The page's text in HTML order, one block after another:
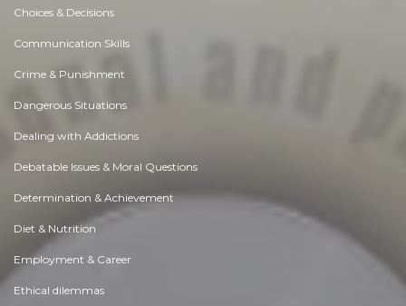
Choices & Decisions
Communication Skills
Crime & Punishment
Dangerous Situations
Dealing with Addictions
Debatable Issues & Moral Questions
Determination & Achievement
Diet & Nutrition
Employment & Career
Ethical dilemmas